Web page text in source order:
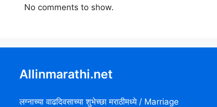
No comments to show.
Allinmarathi.net
लग्नाच्या वाढदिवसाच्या शुभेच्छा मराठीमध्ये / Marriage